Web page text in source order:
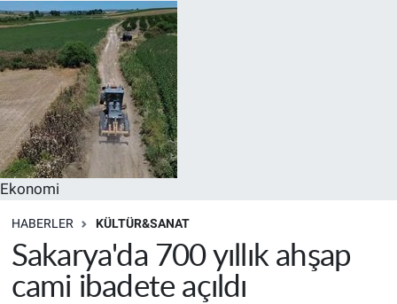
Ekonomi
HABERLER KÜLTÜR&SANAT
Sakarya'da 700 yıllık ahşap
cami ibadete açıldı